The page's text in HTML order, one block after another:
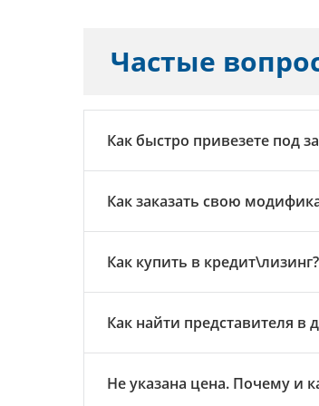
Частые
Как быстро привезете под
Как заказать свою
Как купить в кредит\лизинг?
Как найти представителя в
Не указана цена. Почему и